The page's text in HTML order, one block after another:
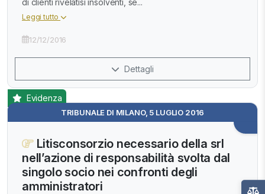
di clienti rivelatisi insolventi, se...
Leggi tutto
12/12/2016
Dettagli
TRIBUNALE DI MILANO, 5 LUGLIO 2016
Evidenza
Litisconsorzio necessario della srl
nell’azione di responsabilità svolta dal
singolo socio nei confronti degli
amministratori